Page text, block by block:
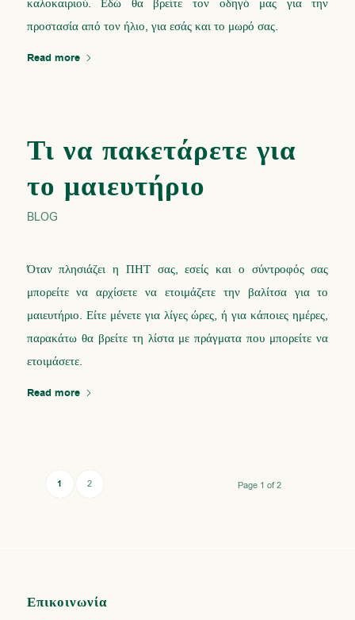
προστασία από τον ήλιο, για εσάς και το μωρό σας.
Read more
Τι να πακετάρετε για
το μαιευτήριο
BLOG
Όταν πλησιάζει η ΠΗΤ σας, εσείς και ο σύντροφός σας
μπορείτε να αρχίσετε να ετοιμάζετε την βαλίτσα για το
μαιευτήριο. Είτε μένετε για λίγες ώρες, ή για κάποιες ημέρες,
παρακάτω θα βρείτε τη λίστα με πράγματα που μπορείτε να
ετοιμάσετε.
Read more
Page 1 of 2
1 2
Επικοινωνία